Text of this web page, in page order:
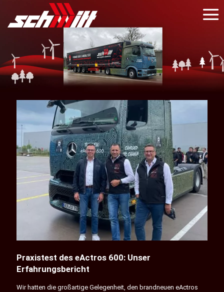
Praxistest des eActros 600: Unser
Erfahrungsbericht
Wir hatten die großartige Gelegenheit, den brandneuen eActros